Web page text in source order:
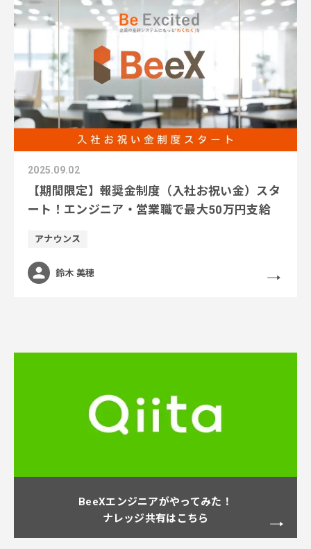
2025.09.02
【期間限定】報奨金制度（入社お祝い金）スタ
ート！エンジニア・営業職で最大50万円支給
アナウンス
鈴木 美穂
BeeXエンジニアがやってみた！
ナレッジ共有はこちら